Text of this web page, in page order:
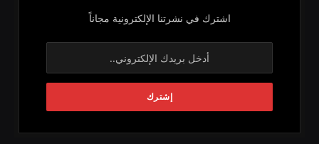
اشترك في نشرتنا الإلكترونية مجاناً